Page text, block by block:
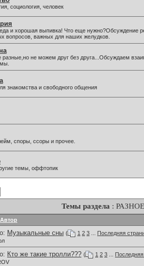
социология, человек
и хорошая выпивка! Что еще нужно?Обсуждение
вопросов, важных для наших желудков.
разные,но не можем друг без друга...Обсуждаем
знакомства и свободного общения
споры, ссоры и прочее.
темы, оффтопик
Темы раздела : РАЗНОЕ
Автор
Музыкальные сны ( 1 2 3
Последняя
Кто же такие тролли??? ( 1 2 3